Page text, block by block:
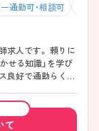
通勤可・相談可
求人です。 頼りに
せる知識」を学び
良好で通勤らくら
のでお気軽にお問
て